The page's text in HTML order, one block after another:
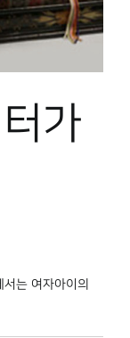
가
는 여자아이의